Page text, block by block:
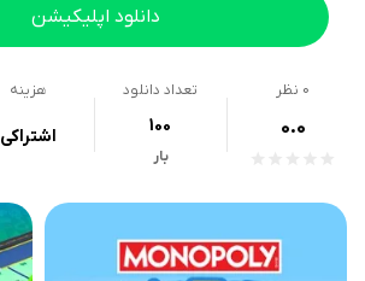
دانلود اپلیکیشن
0 نظر
0.0
تعداد دانلود
100
بار
هزینه
اشتراکی